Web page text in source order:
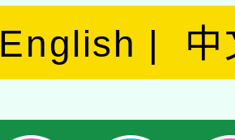
English 中